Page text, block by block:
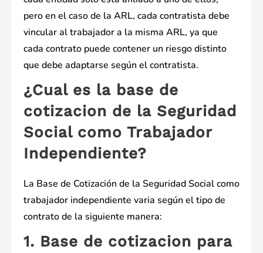
pero en el caso de la ARL, cada contratista debe
vincular al trabajador a la misma ARL, ya que
cada contrato puede contener un riesgo distinto
que debe adaptarse según el contratista.
¿Cual es la base de
cotizacion de la Seguridad
Social como Trabajador
Independiente?
La Base de Cotización de la Seguridad Social como
trabajador independiente varia según el tipo de
contrato de la siguiente manera:
1. Base de cotizacion para